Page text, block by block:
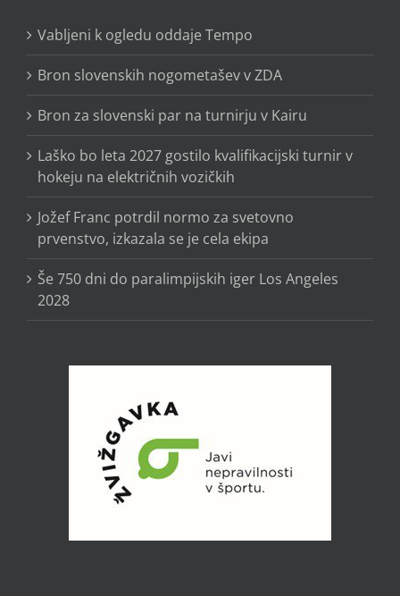
Vabljeni k ogledu oddaje Tempo
Bron slovenskih nogometašev v ZDA
Bron za slovenski par na turnirju v Kairu
Laško bo leta 2027 gostilo kvalifikacijski turnir v
hokeju na električnih vozičkih
Jožef Franc potrdil normo za svetovno
prvenstvo, izkazala se je cela ekipa
Še 750 dni do paralimpijskih iger Los Angeles
2028